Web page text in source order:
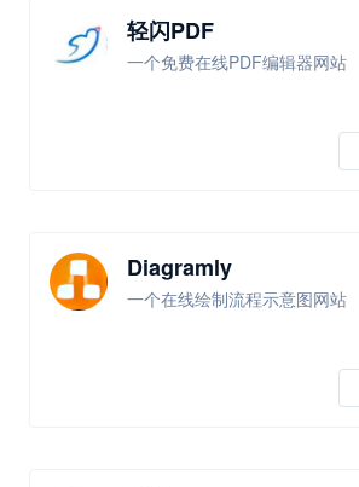
轻闪PDF
一个免费在线PDF编辑器网站
Diagramly
一个在线绘制流程示意图网站